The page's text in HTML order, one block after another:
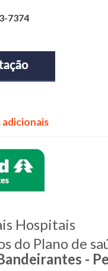
7374
Hospitais
do Plano de
-